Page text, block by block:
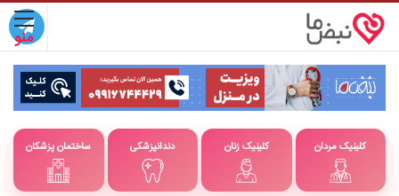
ساختمان پزشکان دندانپزشکی کلینیک زنان کلینیک مردان